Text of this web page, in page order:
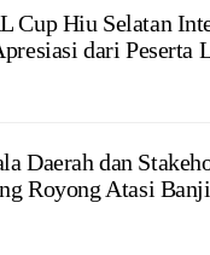
Cup Hiu Selatan
dari Peserta
Daerah dan
Royong Atasi